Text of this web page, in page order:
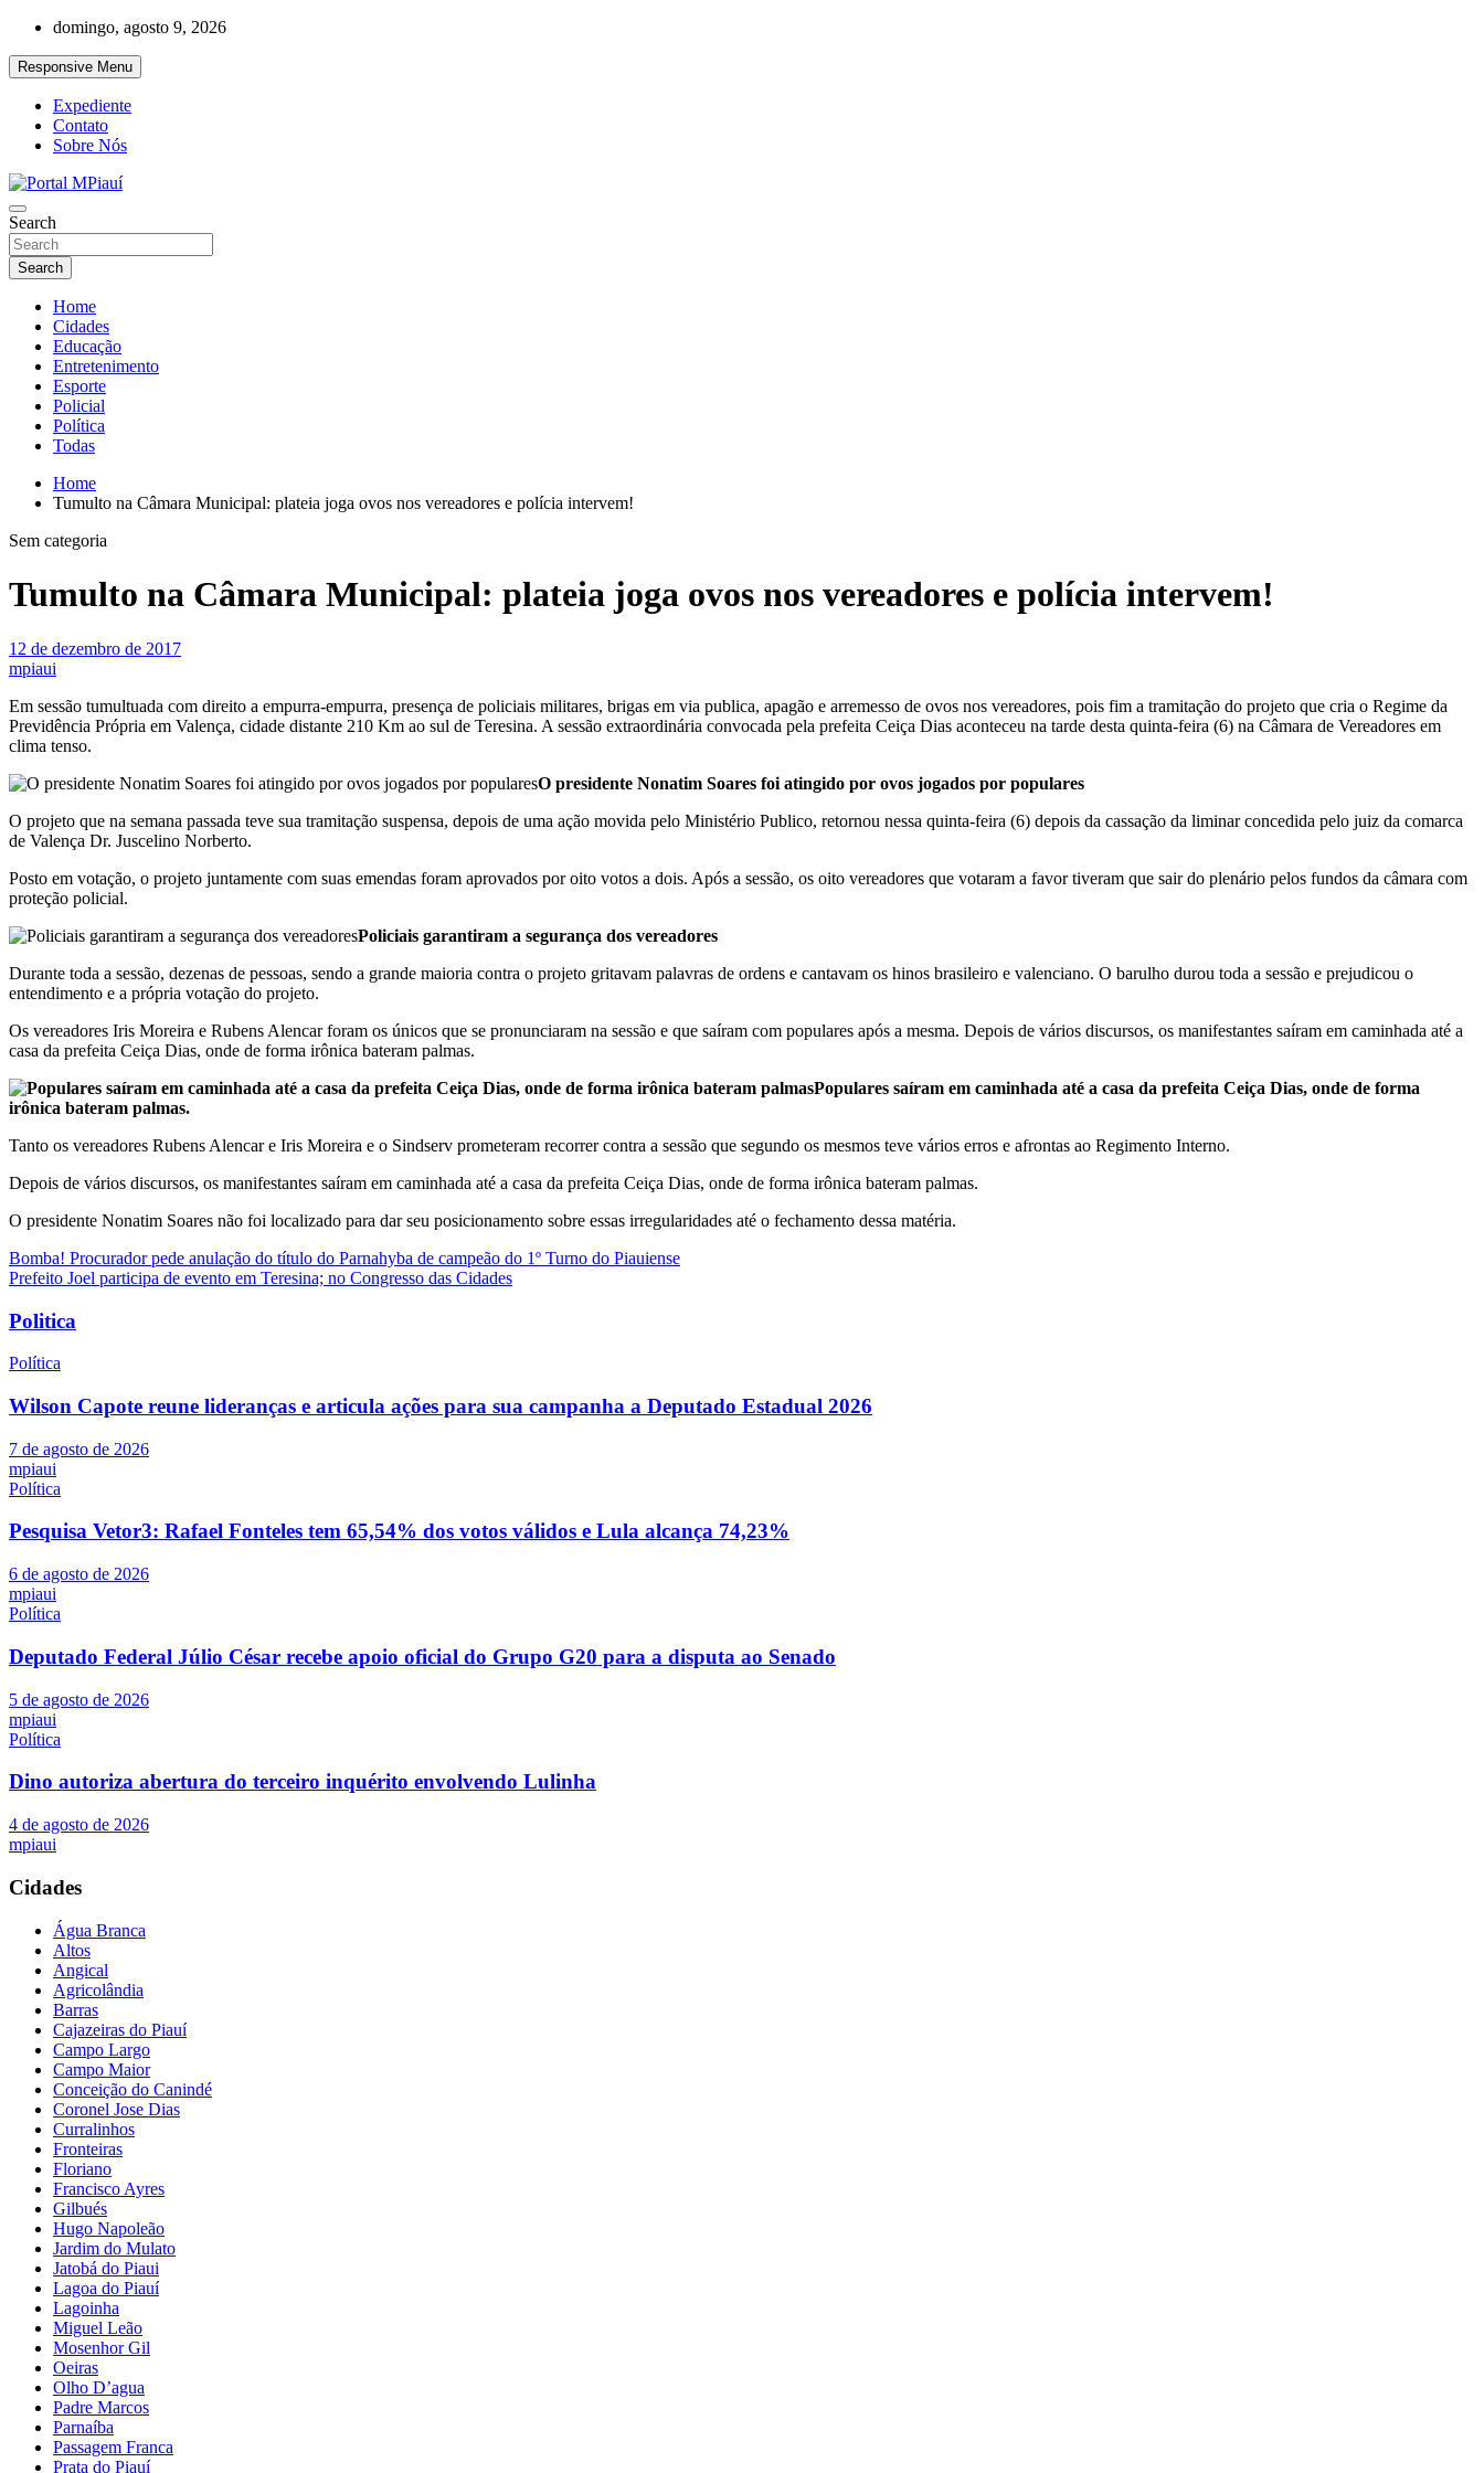
Skip
content
domingo, agosto 9, 2026
Responsive Menu
Expediente
Contato
Sobre Nós
Portal MPiauí
Notícias do Piauí – Teresina – Água Branca e todo Médio Parnaíba
Search
Search
Home
Cidades
Educação
Entretenimento
Esporte
Policial
Política
Todas
Home
Tumulto na Câmara Municipal: plateia joga ovos nos vereadores e polícia intervem!
Sem categoria
Tumulto na Câmara Municipal: plateia joga ovos nos vereadores e polícia intervem!
12 de dezembro de 2017
mpiaui
Em sessão tumultuada com direito a empurra-empurra, presença de policiais militares, brigas em via publica, apagão e arremesso de ovos nos vereadores, pois fim a tramitação do projeto que cria o Regime da
Previdência Própria em Valença, cidade distante 210 Km ao sul de Teresina. A sessão extraordinária convocada pela prefeita Ceiça Dias aconteceu na tarde desta quinta-feira (6) na Câmara de Vereadores em
clima tenso.
O presidente Nonatim Soares foi atingido por ovos jogados por populares
O projeto que na semana passada teve sua tramitação suspensa, depois de uma ação movida pelo Ministério Publico, retornou nessa quinta-feira (6) depois da cassação da liminar concedida pelo juiz da comarca
de Valença Dr. Juscelino Norberto.
Posto em votação, o projeto juntamente com suas emendas foram aprovados por oito votos a dois. Após a sessão, os oito vereadores que votaram a favor tiveram que sair do plenário pelos fundos da câmara com
proteção policial.
Policiais garantiram a segurança dos vereadores
Durante toda a sessão, dezenas de pessoas, sendo a grande maioria contra o projeto gritavam palavras de ordens e cantavam os hinos brasileiro e valenciano. O barulho durou toda a sessão e prejudicou o
entendimento e a própria votação do projeto.
Os vereadores Iris Moreira e Rubens Alencar foram os únicos que se pronunciaram na sessão e que saíram com populares após a mesma. Depois de vários discursos, os manifestantes saíram em caminhada até a
casa da prefeita Ceiça Dias, onde de forma irônica bateram palmas.
Populares saíram em caminhada até a casa da prefeita Ceiça Dias, onde de forma
irônica bateram palmas.
Tanto os vereadores Rubens Alencar e Iris Moreira e o Sindserv prometeram recorrer contra a sessão que segundo os mesmos teve vários erros e afrontas ao Regimento Interno.
Depois de vários discursos, os manifestantes saíram em caminhada até a casa da prefeita Ceiça Dias, onde de forma irônica bateram palmas.
O presidente Nonatim Soares não foi localizado para dar seu posicionamento sobre essas irregularidades até o fechamento dessa matéria.
Navegação
de
Post
Bomba! Procurador pede anulação do título do Parnahyba de campeão do 1º Turno do Piauiense
Prefeito Joel participa de evento em Teresina; no Congresso das Cidades
Politica
Política
Wilson Capote reune lideranças e articula ações para sua campanha a Deputado Estadual 2026
7 de agosto de 2026
mpiaui
Política
Pesquisa Vetor3: Rafael Fonteles tem 65,54% dos votos válidos e Lula alcança 74,23%
6 de agosto de 2026
mpiaui
Política
Deputado Federal Júlio César recebe apoio oficial do Grupo G20 para a disputa ao Senado
5 de agosto de 2026
mpiaui
Política
Dino autoriza abertura do terceiro inquérito envolvendo Lulinha
4 de agosto de 2026
mpiaui
Cidades
Água Branca
Altos
Angical
Agricolândia
Barras
Cajazeiras do Piauí
Campo Largo
Campo Maior
Conceição do Canindé
Coronel Jose Dias
Curralinhos
Fronteiras
Floriano
Francisco Ayres
Gilbués
Hugo Napoleão
Jardim do Mulato
Jatobá do Piaui
Lagoa do Piauí
Lagoinha
Miguel Leão
Mosenhor Gil
Oeiras
Olho D’agua
Padre Marcos
Parnaíba
Passagem Franca
Prata do Piauí